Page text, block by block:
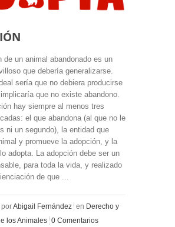
de un animal abandonado es un
que debería generalizarse.
sería que no debiera producirse
que no existe abandono.
hay siempre al menos tres
el que abandona (al que no le
ni un segundo), la entidad que
y promueve la adopción, y la
adopta. La adopción debe ser un
para toda la vida, y realizado
de que ...
porAbigail Fernández en Derecho y
los Animales 0 Comentarios